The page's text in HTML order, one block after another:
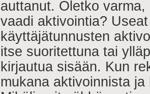
auttanut. Oletko
vaadi aktivointia?
käyttäjätunnusten
itse suoritettuna tai
kirjautua sisään. Kun
mukana aktivoinnista